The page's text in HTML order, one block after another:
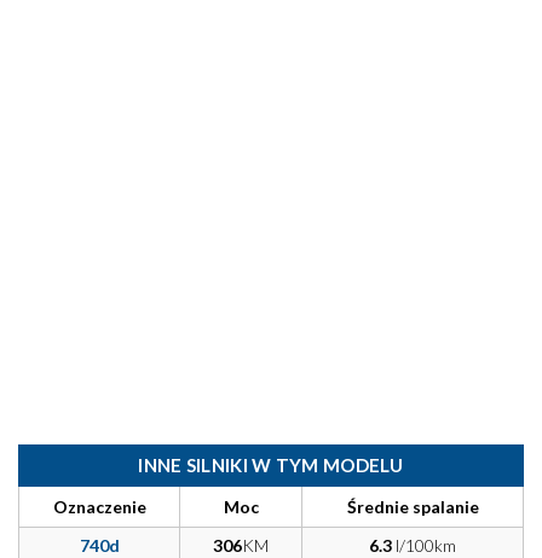
INNE SILNIKI W TYM MODELU
Oznaczenie Moc
Średnie spalanie
740d
306KM 6.3 l/100km